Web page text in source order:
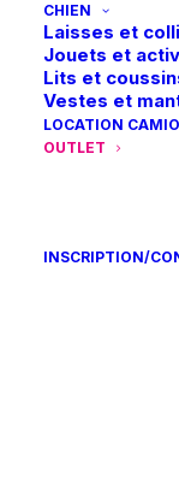
CHIEN
Laisses et
Jouets et
Lits et
Vestes et
LOCATION
OUTLET
INSCRIPTION/
choisies
sur
la
page
du
produit